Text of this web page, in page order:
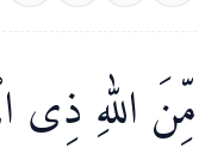
مِّنَ اللّٰهِ ذِى